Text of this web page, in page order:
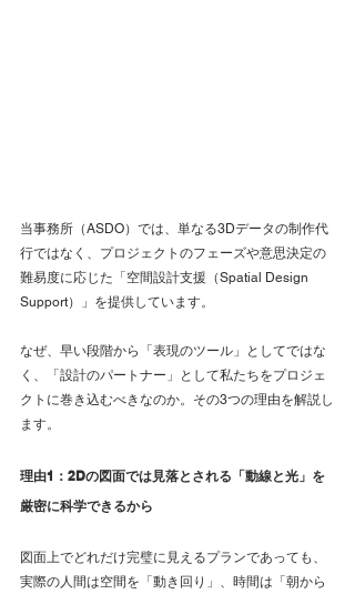
当事務所（ASDO）では、単なる3Dデータの制作代
行ではなく、プロジェクトのフェーズや意思決定の
難易度に応じた「空間設計支援（Spatial Design
Support）」を提供しています。
なぜ、早い段階から「表現のツール」としてではな
く、「設計のパートナー」として私たちをプロジェ
クトに巻き込むべきなのか。その3つの理由を解説し
ます。
理由1：2Dの図面では見落とされる「動線と光」を
厳密に科学できるから
図面上でどれだけ完璧に見えるプランであっても、
実際の人間は空間を「動き回り」、時間は「朝から